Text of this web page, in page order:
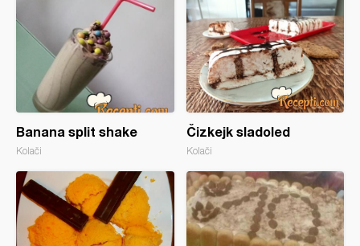
Banana split shake
Kolači
Čizkejk sladoled
Kolači